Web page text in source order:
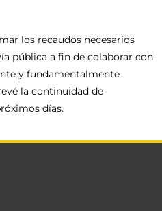
los recaudos necesarios
pública a fin de colaborar con
y fundamentalmente
la continuidad de
días.